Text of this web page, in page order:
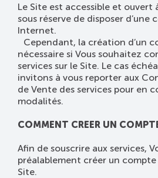
Le Site est accessible et
sous réserve de disposer d’une
Internet.
Cependant, la création d’un
nécessaire si Vous souhaitez
services sur le Site. Le cas
invitons à vous reporter aux
de Vente des services pour en
modalités.
COMMENT CREER UN
Afin de souscrire aux services,
préalablement créer un compte
Site.